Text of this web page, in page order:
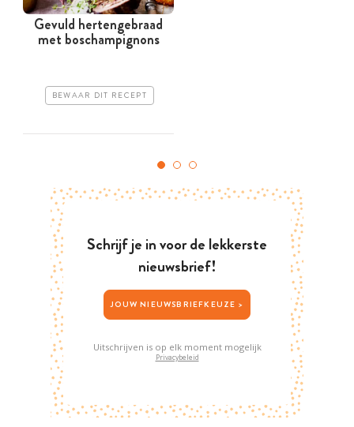
Gevuld hertengebraad
met boschampignons
BEWAAR DIT RECEPT
Schrijf je in voor de lekkerste
nieuwsbrief!
JOUW NIEUWSBRIEFKEUZE >
Uitschrijven is op elk moment mogelijk
Privacybeleid